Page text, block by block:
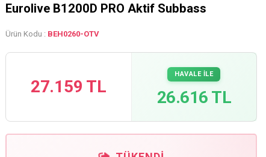
Eurolive B1200D PRO Aktif Subbass
Ürün Kodu : BEH0260-OTV
27.159 TL
HAVALE İLE
26.616 TL